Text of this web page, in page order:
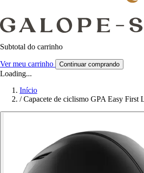
Subtotal do carrinho
Ver meu carrinho Continuar comprando
Loading...
Início
/ Capacete de ciclismo GPA Easy First